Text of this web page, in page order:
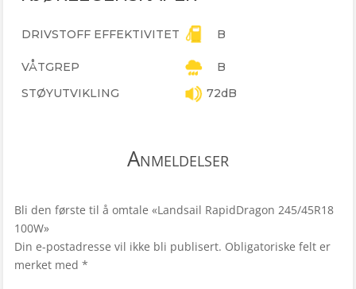
DRIVSTOFF EFFEKTIVITET B
VÅTGREP
B
STØYUTVIKLING
72dB
Anmeldelser
Bli den første til å omtale «Landsail RapidDragon 245/45R18
100W»
Din e-postadresse vil ikke bli publisert. Obligatoriske felt er
merket med *